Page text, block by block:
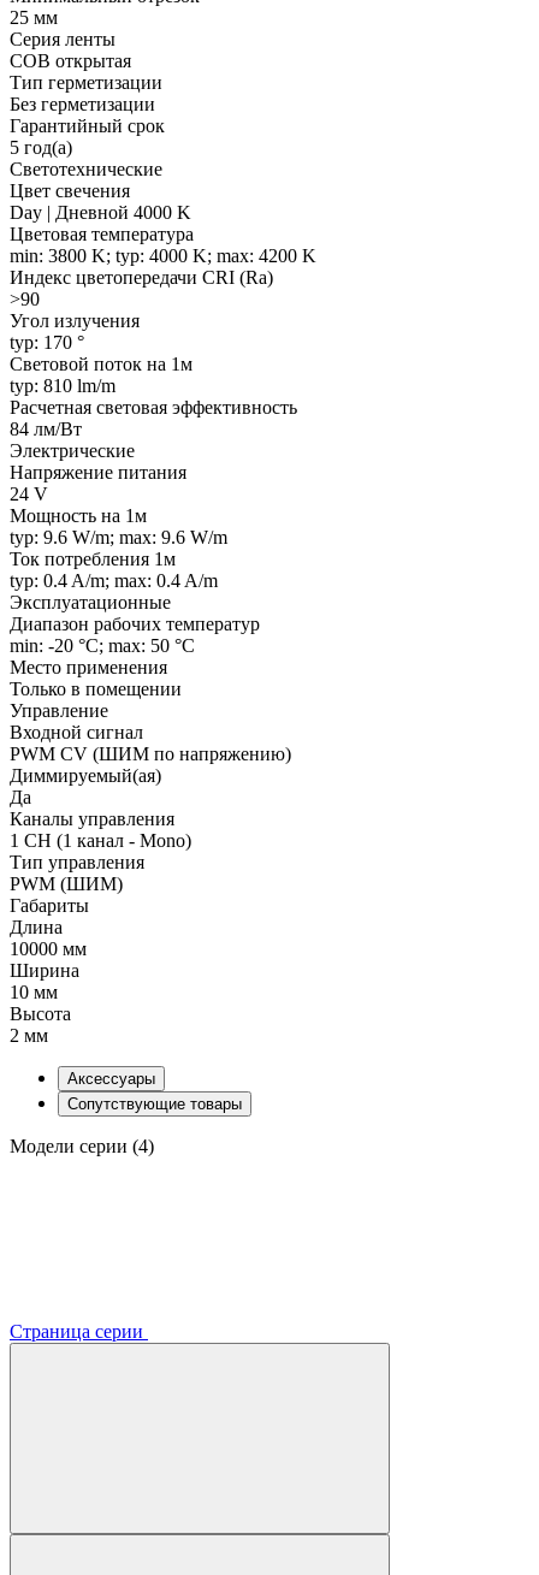
25 мм
Серия ленты
COB открытая
Тип герметизации
Без герметизации
Гарантийный срок
5 год(а)
Светотехнические
Цвет свечения
Day | Дневной 4000 K
Цветовая температура
min: 3800 K; typ: 4000 K; max: 4200 K
Индекс цветопередачи CRI (Ra)
>90
Угол излучения
typ: 170 °
Световой поток на 1м
typ: 810 lm/m
Расчетная световая эффективность
84 лм/Вт
Электрические
Напряжение питания
24 V
Мощность на 1м
typ: 9.6 W/m; max: 9.6 W/m
Ток потребления 1м
typ: 0.4 A/m; max: 0.4 A/m
Эксплуатационные
Диапазон рабочих температур
min: -20 °C; max: 50 °C
Место применения
Только в помещении
Управление
Входной сигнал
PWM СV (ШИМ по напряжению)
Диммируемый(ая)
Да
Каналы управления
1 CH (1 канал - Mono)
Тип управления
PWM (ШИМ)
Габариты
Длина
10000 мм
Ширина
10 мм
Высота
2 мм
Аксессуары
Сопутствующие товары
Модели серии (4)
Страница серии